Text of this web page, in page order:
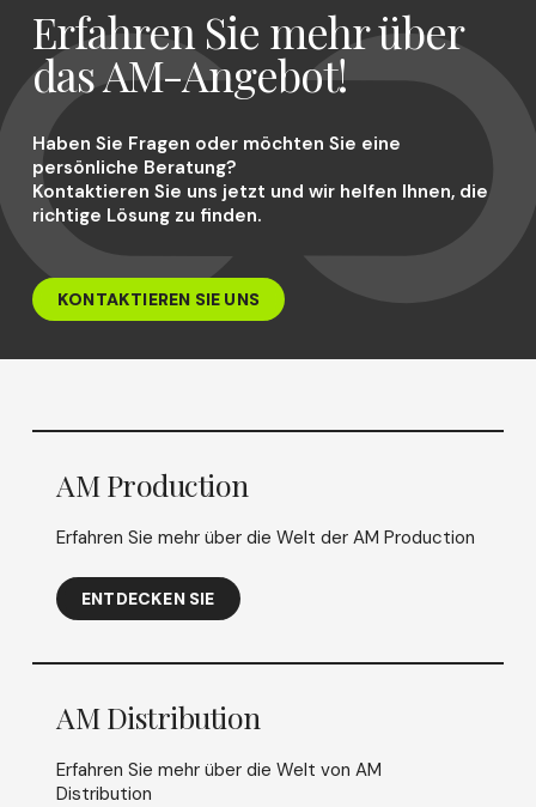
Erfahren Sie mehr über
das AM-Angebot!
Haben Sie Fragen oder möchten Sie eine
persönliche Beratung?
Kontaktieren Sie uns jetzt und wir helfen Ihnen, die
richtige Lösung zu finden.
KONTAKTIEREN SIE UNS
AM Production
Erfahren Sie mehr über die Welt der AM Production
ENTDECKEN SIE
AM Distribution
Erfahren Sie mehr über die Welt von AM
Distribution